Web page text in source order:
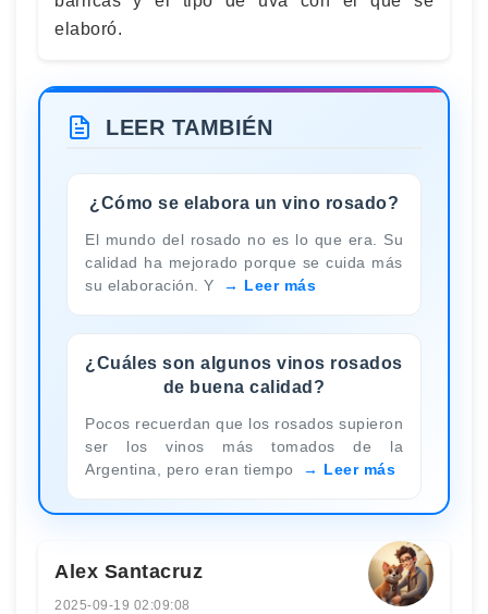
elaboró.
LEER TAMBIÉN
¿Cómo se elabora un vino rosado?
El mundo del rosado no es lo que era. Su
calidad ha mejorado porque se cuida más
su elaboración. Y
Leer más
¿Cuáles son algunos vinos rosados
de buena calidad?
Pocos recuerdan que los rosados supieron
ser los vinos más tomados de la
Argentina, pero eran tiempo
Leer más
Alex Santacruz
2025-09-19 02:09:08